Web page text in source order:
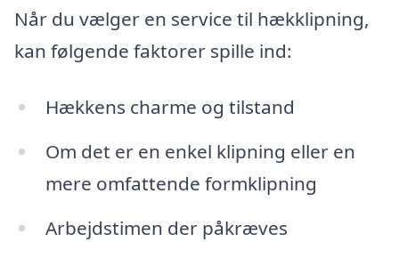
Når du vælger en service til hækklipning,
kan følgende faktorer spille ind:
Hækkens charme og tilstand
Om det er en enkel klipning eller en
mere omfattende formklipning
Arbejdstimen der påkræves